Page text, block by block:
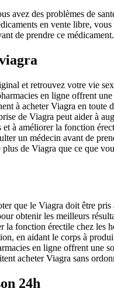
avez des problèmes de
en vente libre,
de prendre ce médicament.
et retrouvez votre vie
en ligne offrent
à acheter Viagra en toute
de Viagra peut aider à
et à améliorer la fonction
un médecin avant de
de Viagra que ce que
que le Viagra doit être pris
obtenir les meilleurs
la fonction érectile chez les
en aidant le corps à
en ligne offrent une
acheter Viagra sans
24h